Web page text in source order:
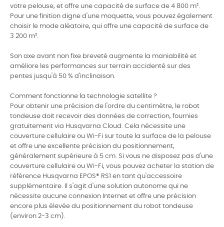
votre pelouse, et offre une capacité de surface de 4 800 m².
Pour une finition digne d'une moquette, vous pouvez également
choisir le mode aléatoire, qui offre une capacité de surface de
3 200 m².
Son axe avant non fixe breveté augmente la maniabilité et
améliore les performances sur terrain accidenté sur des
pentes jusqu'à 50 % d'inclinaison.
Comment fonctionne la technologie satellite ?
Pour obtenir une précision de l'ordre du centimètre, le robot
tondeuse doit recevoir des données de correction, fournies
gratuitement via Husqvarna Cloud. Cela nécessite une
couverture cellulaire ou Wi-Fi sur toute la surface de la pelouse
et offre une excellente précision du positionnement,
généralement supérieure à 5 cm. Si vous ne disposez pas d'une
couverture cellulaire ou Wi-Fi, vous pouvez acheter la station de
référence Husqvarna EPOS® RS1 en tant qu'accessoire
supplémentaire. Il s'agit d'une solution autonome qui ne
nécessite aucune connexion Internet et offre une précision
encore plus élevée du positionnement du robot tondeuse
(environ 2-3 cm).